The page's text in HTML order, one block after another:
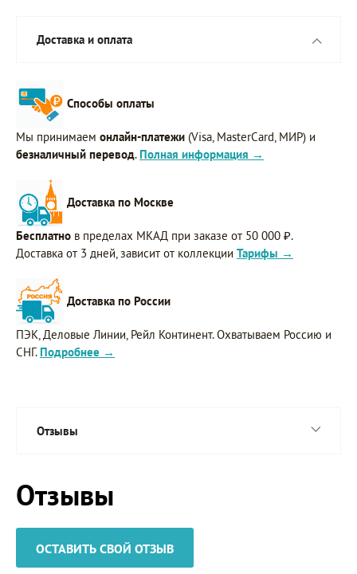
Доставка и оплата
Способы оплаты
Мы принимаем онлайн-платежи (Visa, MasterCard, МИР) и
безналичный перевод. Полная информация →
Доставка по Москве
Бесплатно в пределах МКАД при заказе от 50 000 ₽.
Доставка от 3 дней, зависит от коллекции Тарифы →
Доставка по России
ПЭК, Деловые Линии, Рейл Континент. Охватываем Россию и
СНГ. Подробнее →
Отзывы
Отзывы
ОСТАВИТЬ СВОЙ ОТЗЫВ